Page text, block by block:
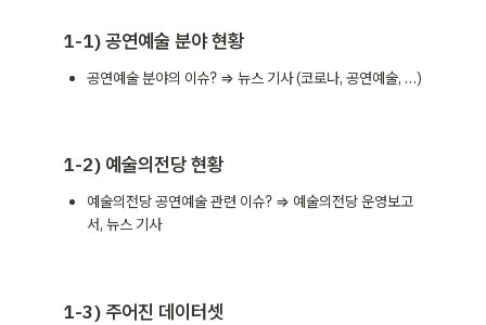
1-1) 공연예술 분야 현황
공연예술 분야의 이슈? ⇒ 뉴스 기사 (코로나, 공연예술, …)
1-2) 예술의전당 현황
예술의전당 공연예술 관련 이슈? ⇒ 예술의전당 운영보고
서, 뉴스 기사
1-3) 주어진 데이터셋